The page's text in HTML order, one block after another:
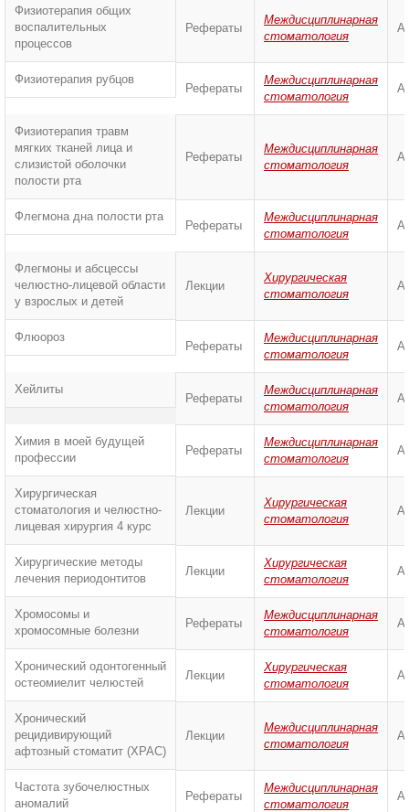
Физиотерапия общих
воспалительных
процессов
Рефераты
Междисциплинарная
стоматология
Физиотерапия рубцов
Рефераты
Междисциплинарная
стоматология
Физиотерапия травм
мягких тканей лица и
слизистой оболочки
полости рта
Рефераты
Междисциплинарная
стоматология
Флегмона дна полости рта
Рефераты
Междисциплинарная
стоматология
Флегмоны и абсцессы
челюстно-лицевой области
у взрослых и детей
Лекции
Хирургическая
стоматология
Флюороз
Рефераты
Междисциплинарная
стоматология
Хейлиты
Рефераты
Междисциплинарная
стоматология
Химия в моей будущей
профессии
Рефераты
Междисциплинарная
стоматология
Хирургическая
стоматология и челюстно-
лицевая хирургия 4 курс
Лекции
Хирургическая
стоматология
Хирургические методы
лечения периодонтитов
Лекции
Хирургическая
стоматология
Хромосомы и
хромосомные болезни
Рефераты
Междисциплинарная
стоматология
Хронический одонтогенный
остеомиелит челюстей
Лекции
Хирургическая
стоматология
Хронический
рецидивирующий
афтозный стоматит (ХРАС)
Лекции
Междисциплинарная
стоматология
Частота зубочелюстных
аномалий
Рефераты
Междисциплинарная
стоматология